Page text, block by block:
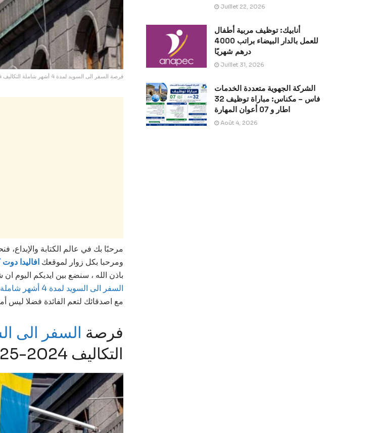
فرصة السفر الى السويد لمدة 4 أشهر شاملة التكاليف 2024 2025
مرحبًا بك في عالم الكتابة والإبداع،
ومرحبا بكل زوار لموقعك افاليدا
باذن الله ، سنضع بين ايديكم اليوم
السفر الى السويد لمدة 4 أشهر شاملة التكاليف 2024-2025
مع اصدقائك لتعم الفائدة فضلا ليس
فرصة السفر الى
التكاليف 2024-2025
Juillet 22, 2026
أنابيك: توظيف مربية أطفال
للعمل بالدار البيضاء براتب 4000
درهم شهريًا
Juillet 31, 2026
الشركة الجهوية متعددة الخدمات
فاس – مكناس: مباراة توظيف 32
اطار و 07 أعوان المهارة
Août 4, 2026